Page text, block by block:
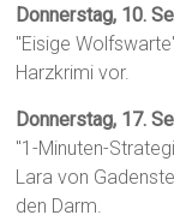
Donnerstag, 10.
"Eisige
Harzkrimi vor.
Donnerstag, 17.
"1-Minuten-
Lara von
den Darm.